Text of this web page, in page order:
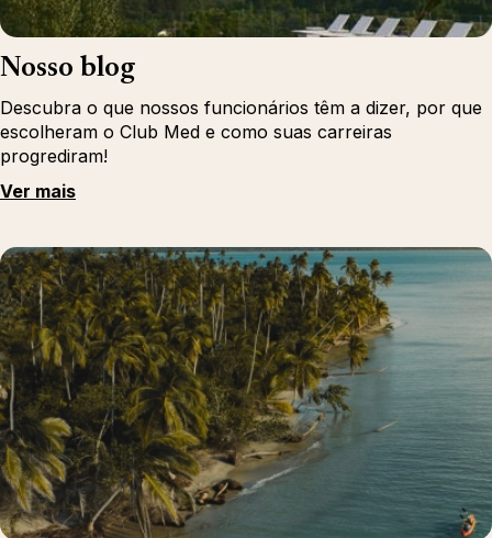
Nosso blog
Descubra o que nossos funcionários têm a dizer, por que
escolheram o Club Med e como suas carreiras
progrediram!
Ver mais